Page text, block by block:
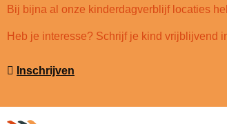
Bij bijna al onze kinderdagverblijf locaties
Heb je interesse? Schrijf je kind vrijblijvend
Inschrijven